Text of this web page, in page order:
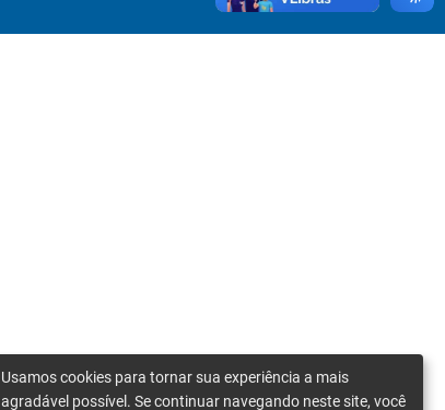
Usamos cookies para tornar sua experiência a mais
agradável possível. Se continuar navegando neste site, você